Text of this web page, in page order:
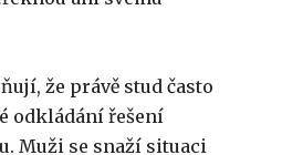
že právě stud často
odkládání řešení
Muži se snaží situaci